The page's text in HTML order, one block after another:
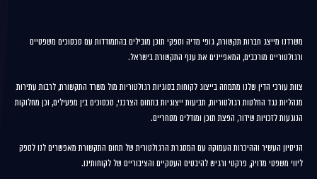
משרדנו מייצג חברות תקשורת, גופי מדיה וספקי תוכן מובילים בהתמודדות עם סכסוכים משפטיים
ורגולטוריים מורכבים, המאפיינים את ענף התקשורת בישראל.
צוות עורכי הדין שלנו מתמחה בייצוג לקוחות בסוגיות רגולטוריות מול משרד התקשורת, לרבות עתירות
מנהליות נגד החלטות רגולטוריות, תביעות ייצוגיות בתחום הצרכני, סכסוכים בין מפעילים, וכן מחלוקות
הנוגעות לזכויות שידור, הפצת תוכן ומודלים מסחריים.
הניסיון העשיר וההיכרות העמוקה עם המסגרת הרגולטורית של תחום התקשורת מאפשרים לנו לספק
ליווי משפטי מדויק, פרקטי ורגיש להיבטים העסקיים והציבוריים של לקוחותינו.